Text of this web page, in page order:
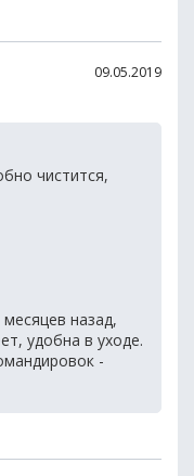
09.05.2019
чистится,
назад,
удобна в уходе.
-